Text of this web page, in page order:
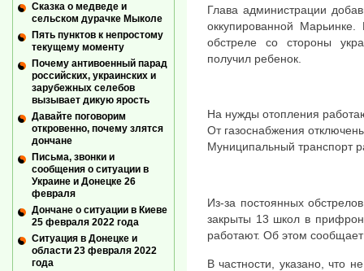
Глава администрации
оккупированной
обстреле со стороны
получил ребенок.
На нужды отопления
От газоснабжения
Муниципальный транспорт
Из-за постоянных
закрыты 13 школ в
работают. Об этом
В частности, указано, что
Сказка о медведе и
сельском дурачке Мыколе
Пять пунктов к непростому
текущему моменту
Почему антивоенный парад
российских, украинских и
зарубежных селебов
вызывает дикую ярость
Давайте поговорим
откровенно, почему злятся
дончане
Письма, звонки и
сообщения о ситуации в
Украине и Донецке 26
февраля
Дончане о ситуации в Киеве
25 февраля 2022 года
Ситуация в Донецке и
области 23 февраля 2022
года